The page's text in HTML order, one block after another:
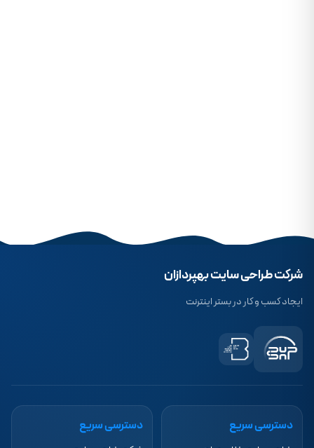
شرکت طراحی سایت بهپردازان
ایجاد کسب و کار در بستر اینترنت
دسترسی سریع دسترسی سریع